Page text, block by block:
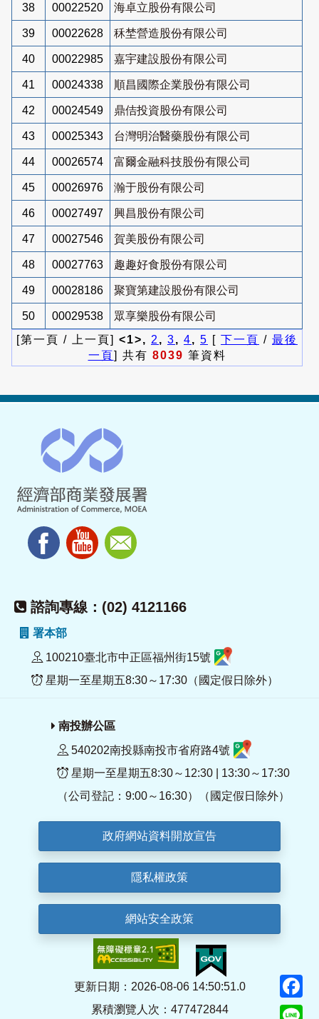
38 00022520 海卓立股份有限公司
39 00022628 秝埜營造股份有限公司
40 00022985 嘉宇建設股份有限公司
41 00024338 順昌國際企業股份有限公司
42 00024549 鼎佶投資股份有限公司
43 00025343 台灣明治醫藥股份有限公司
44 00026574 富爾金融科技股份有限公司
45 00026976 瀚于股份有限公司
46 00027497 興昌股份有限公司
47 00027546 賀美股份有限公司
48 00027763 趣趣好食股份有限公司
49 00028186 聚寶第建設股份有限公司
50 00029538
眾享樂股份有限公司
[第一頁 / 上一頁] <1>, 2 , 3, 4, 5 [ 下一頁 / 最後
一頁] 共有 8039 筆資料
諮詢專線：(02) 4121166
署本部
100210臺北市中正區福州街15號
星期一至星期五8:30～17:30（國定假日除外）
南投辦公區
540202南投縣南投市省府路4號
星期一至星期五8:30～12:30 | 13:30～17:30
（公司登記：9:00～16:30）（國定假日除外）
政府網站資料開放宣告
隱私權政策
網站安全政策
更新日期：2026-08-06 14:50:51.0
累積瀏覽人次：477472844